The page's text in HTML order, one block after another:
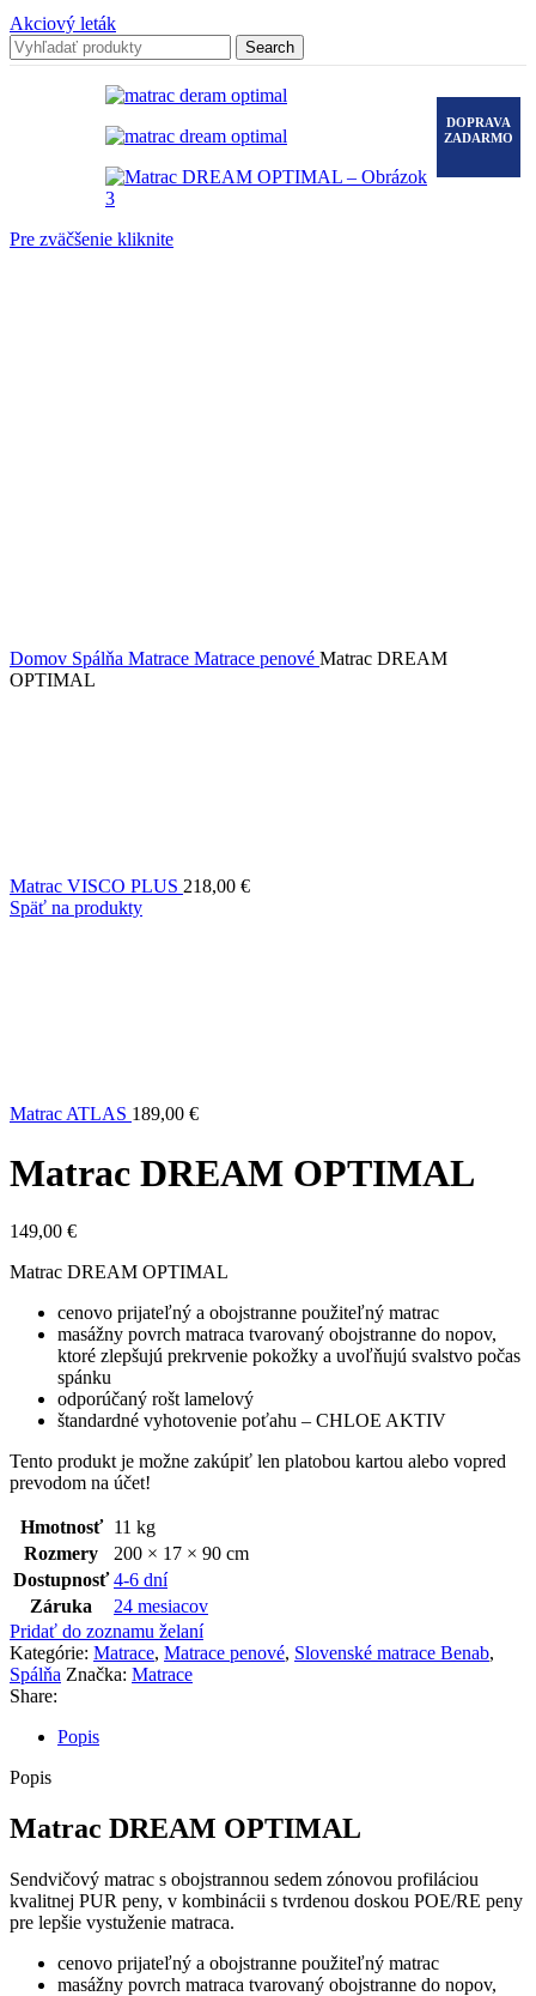
Akciový leták
Search
DOPRAVA
ZADARMO
Pre zväčšenie kliknite
Domov Spálňa Matrace Matrace penové Matrac DREAM
OPTIMAL
Matrac VISCO PLUS 218,00 €
Späť na produkty
Matrac ATLAS 189,00 €
Matrac DREAM OPTIMAL
149,00 €
Matrac DREAM OPTIMAL
cenovo prijateľný a obojstranne použiteľný matrac
masážny povrch matraca tvarovaný obojstranne do nopov,
ktoré zlepšujú prekrvenie pokožky a uvoľňujú svalstvo počas
spánku
odporúčaný rošt lamelový
štandardné vyhotovenie poťahu – CHLOE AKTIV
Tento produkt je možne zakúpiť len platobou kartou alebo vopred
prevodom na účet!
Hmotnosť
11 kg
Rozmery
200 × 17 × 90 cm
Dostupnosť 4-6 dní
Záruka
24 mesiacov
Pridať do zoznamu želaní
Kategórie: Matrace, Matrace penové, Slovenské matrace Benab,
Spálňa Značka: Matrace
Share:
Popis
Popis
Matrac DREAM OPTIMAL
Sendvičový matrac s obojstrannou sedem zónovou profiláciou
kvalitnej PUR peny, v kombinácii s tvrdenou doskou POE/RE peny
pre lepšie vystuženie matraca.
cenovo prijateľný a obojstranne použiteľný matrac
masážny povrch matraca tvarovaný obojstranne do nopov,